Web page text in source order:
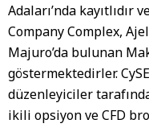
Adaları’nda kayıtlıdır
Company Complex,
Majuro’da bulunan
göstermektedirler.
düzenleyiciler
ikili opsiyon ve CFD